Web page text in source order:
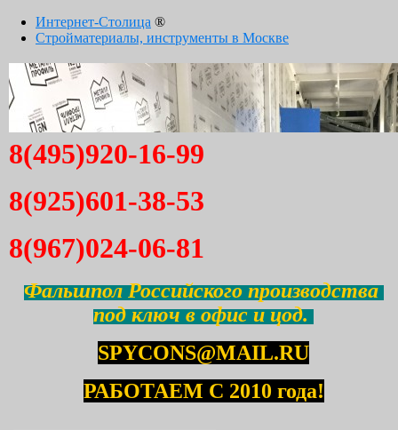
Интернет-Столица ®
Стройматериалы, инструменты в Москве
8(495)920-16-99
8(925)601-38-53
8(967)024-06-81
Фальшпол Российского производства
под ключ в офис и цод.
SPYCONS@MAIL.RU
РАБОТАЕМ С 2010 года!